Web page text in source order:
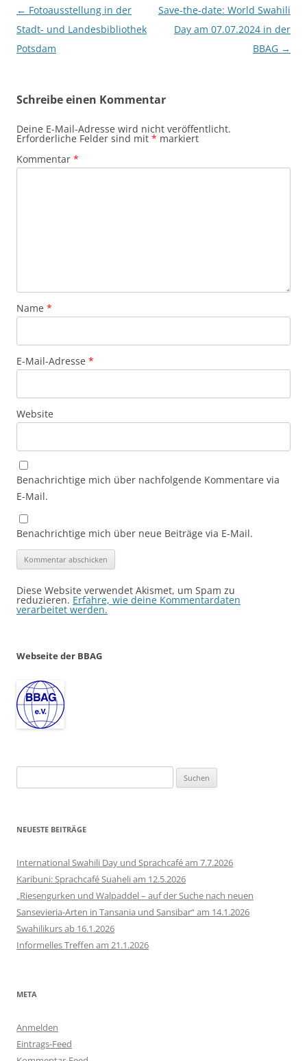
Beitragsnavigation
← Fotoausstellung in der
Stadt- und Landesbibliothek
Potsdam
Save-the-date: World Swahili
Day am 07.07.2024 in der
BBAG →
Schreibe einen Kommentar
Deine E-Mail-Adresse wird nicht veröffentlicht.
Erforderliche Felder sind mit * markiert
Kommentar *
Name *
E-Mail-Adresse *
Website
Benachrichtige mich über nachfolgende Kommentare via
E-Mail.
Benachrichtige mich über neue Beiträge via E-Mail.
Diese Website verwendet Akismet, um Spam zu
reduzieren. Erfahre, wie deine Kommentardaten
verarbeitet werden.
Webseite der BBAG
nach:
NEUESTE BEITRÄGE
International Swahili Day und Sprachcafé am 7.7.2026
Karibuni: Sprachcafé Suaheli am 12.5.2026
„Riesengurken und Walpaddel – auf der Suche nach neuen
Sansevieria-Arten in Tansania und Sansibar“ am 14.1.2026
Swahilikurs ab 16.1.2026
Informelles Treffen am 21.1.2026
META
Anmelden
Eintrags-Feed